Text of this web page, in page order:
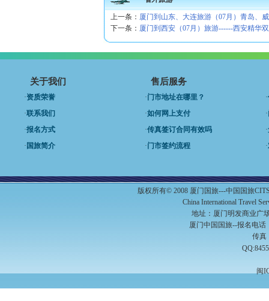
上一条： 厦门到山东、大连旅游（07月）青岛、
下一条： 厦门到西安（07月）旅游------西安精华
关于我们
·资质荣誉
·联系我们
·报名方式
· 国旅简介
售后服务
·门市地址在哪里？
·如何网上支付
·传真签订合同有效吗
·门市签约流程
·
·
·
·
版权所有© 2008 厦门国旅---中国国旅
China International Travel
地址：厦门明发商业广
厦门中国国旅--报名电
传真
闽